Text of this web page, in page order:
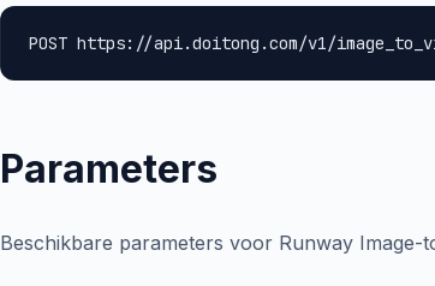
POST https://api.doitong.com/v1/
Parameters
Beschikbare parameters voor Runway Image-